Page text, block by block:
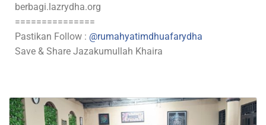
berbagi.lazrydha.org
===============
Pastikan Follow : @rumahyatimdhuafarydha
Save & Share Jazakumullah Khaira